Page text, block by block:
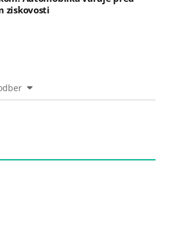
ziskovosti